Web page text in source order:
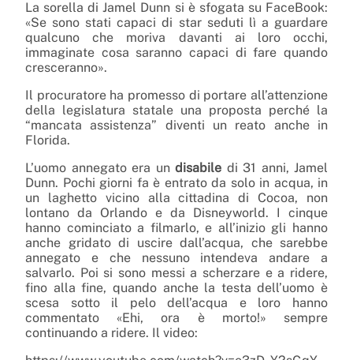
La sorella di Jamel Dunn si è sfogata su FaceBook:
«Se sono stati capaci di star seduti lì a guardare
qualcuno che moriva davanti ai loro occhi,
immaginate cosa saranno capaci di fare quando
cresceranno».
Il procuratore ha promesso di portare all’attenzione
della legislatura statale una proposta perché la
“mancata assistenza” diventi un reato anche in
Florida.
L’uomo annegato era un disabile di 31 anni, Jamel
Dunn. Pochi giorni fa è entrato da solo in acqua, in
un laghetto vicino alla cittadina di Cocoa, non
lontano da Orlando e da Disneyworld. I cinque
hanno cominciato a filmarlo, e all’inizio gli hanno
anche gridato di uscire dall’acqua, che sarebbe
annegato e che nessuno intendeva andare a
salvarlo. Poi si sono messi a scherzare e a ridere,
fino alla fine, quando anche la testa dell’uomo è
scesa sotto il pelo dell’acqua e loro hanno
commentato «Ehi, ora è morto!» sempre
continuando a ridere. Il video: